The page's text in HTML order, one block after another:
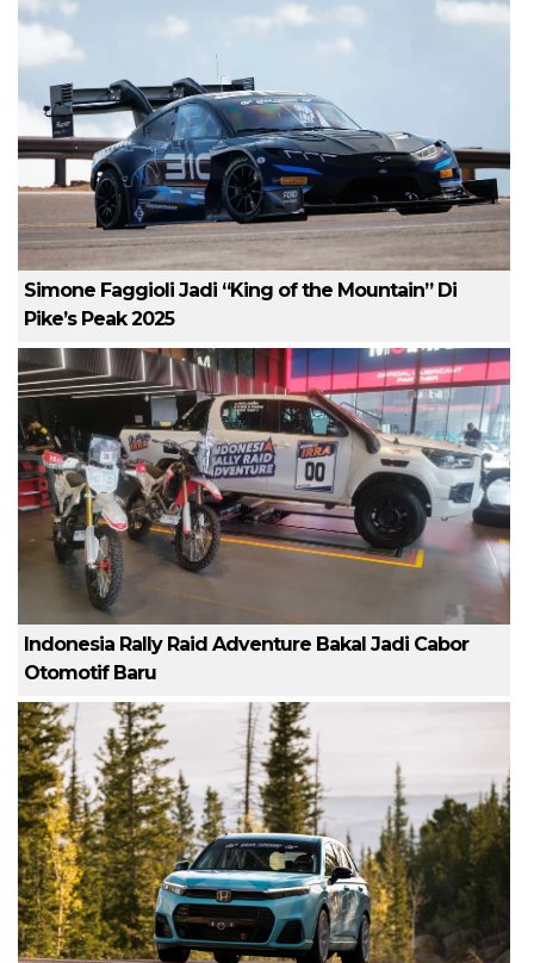
Simone Faggioli Jadi “King of the Mountain” Di
Pike’s Peak 2025
Indonesia Rally Raid Adventure Bakal Jadi Cabor
Otomotif Baru